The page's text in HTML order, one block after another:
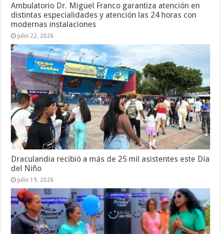
Ambulatorio Dr. Miguel Franco garantiza atención en
distintas especialidades y atención las 24 horas con
modernas instalaciones
julio 22, 2026
Draculandia recibió a más de 25 mil asistentes este Día
del Niño
julio 19, 2026